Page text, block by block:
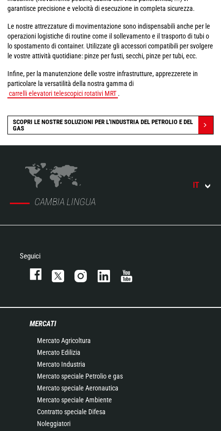
garantisce precisione e velocità di esecuzione in completa sicurezza.
Le nostre attrezzature di movimentazione sono indispensabili anche per le
operazioni logistiche di routine come il sollevamento e il trasporto di tubi o
lo spostamento di container. Utilizzate gli accessori compatibili per svolgere
le vostre attività quotidiane: pinze per fusti, secchi, pinze per tubi, ecc.
Infine, per la manutenzione delle vostre infrastrutture, apprezzerete in
particolare la versatilità della nostra gamma di
carrelli elevatori telescopici rotativi MRT .
SCOPRI LE NOSTRE SOLUZIONI PER L'INDUSTRIA DEL PETROLIO E DEL
GAS
CAMBIA LINGUA
IT
Seguici
MERCATI
Mercato Agricoltura
Mercato Edilizia
Mercato Industria
Mercato speciale Petrolio e gas
Mercato speciale Aeronautica
Mercato speciale Ambiente
Contratto speciale Difesa
Noleggiatori